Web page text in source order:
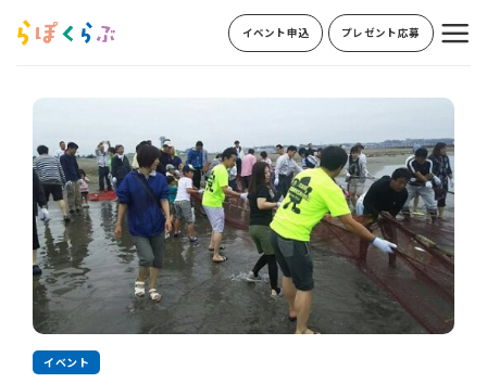
to
イベント申込 プレゼント応募
イベント